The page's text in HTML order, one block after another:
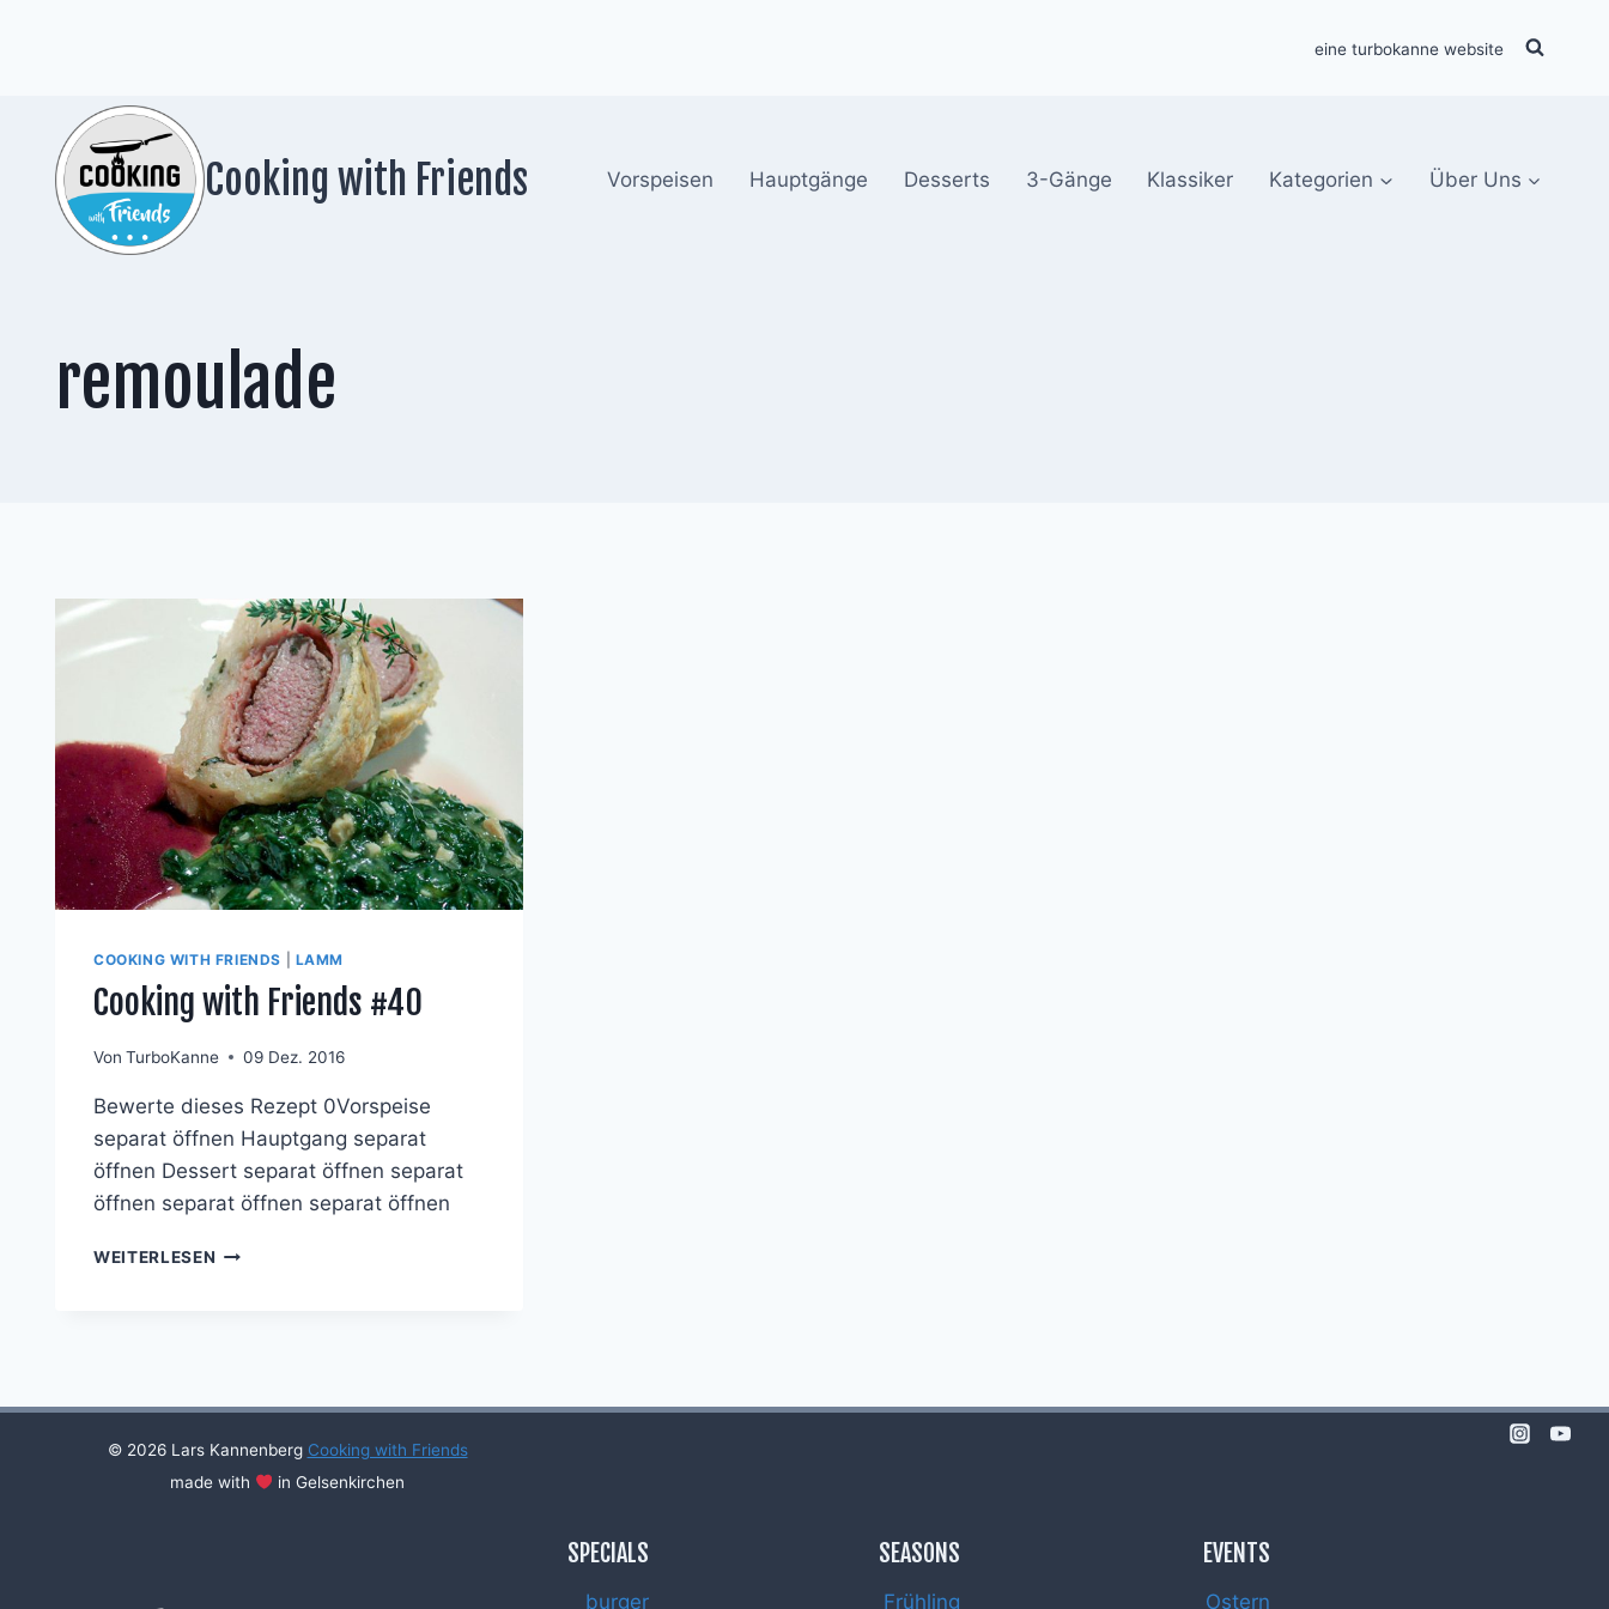
eine turbokanne website
Cooking with Friends Vorspeisen Hauptgänge Desserts 3-Gänge Klassiker Kategorien Über Uns
remoulade
COOKING WITH FRIENDS LAMM
Cooking with Friends #40
Von TurboKanne 09 Dez. 2016
Bewerte dieses Rezept 0Vorspeise
separat öffnen Hauptgang separat
öffnen Dessert separat öffnen separat
öffnen separat öffnen separat öffnen
WEITERLESEN COOKING
© 2026 Lars Kannenberg Cooking with Friends
made with
in Gelsenkirchen
SPECIALS
burger
SEASONS
Frühling
EVENTS
Ostern